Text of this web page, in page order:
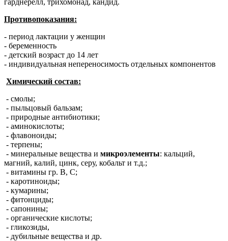
Противопоказания:
- период лактации у женщин
- беременность
- детский возраст до 14 лет
- индивидуальная непереносимость отдельных компонентов
Химический состав:
- смолы;
- пыльцовый бальзам;
- природные антибиотики;
- аминокислоты;
- флавоноиды;
- терпены;
- минеральные вещества и микроэлементы: кальций,
магний, калий, цинк, серу, кобальт и т.д.;
- витамины гр. В, С;
- каротиноиды;
- кумарины;
- фитонциды;
- сапонины;
- органические кислоты;
- гликозиды,
- дубильные вещества и др.